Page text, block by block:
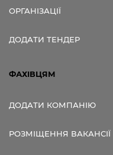
ОРГАНІЗАЦІЇ
ДОДАТИ ТЕНДЕР
ФАХІВЦЯМ
ДОДАТИ КОМПАНІЮ
РОЗМІЩЕННЯ ВАКАНСІЇ